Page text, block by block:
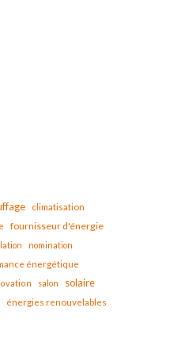
climatisation
fournisseur d'énergie
nomination
énergétique
salon solaire
énergies renouvelables